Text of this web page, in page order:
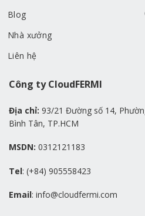
Blog
Nhà xưởng
Liên hệ
Công ty CloudFERMI
Địa chỉ: 93/21 Đường số 14,
Bình Tân, TP.HCM
MSDN: 0312121183
Tel: (+84) 905558423
Email: info@cloudfermi.com